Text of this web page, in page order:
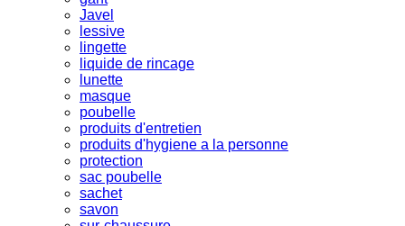
Javel
lessive
lingette
liquide de rincage
lunette
masque
poubelle
produits d'entretien
produits d'hygiene a la personne
protection
sac poubelle
sachet
savon